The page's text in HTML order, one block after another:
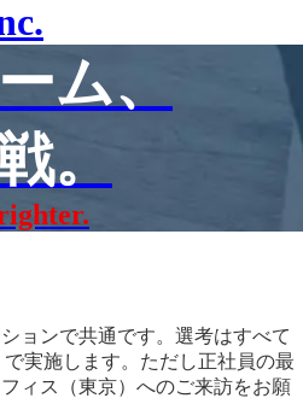
ム、
。
ョンで共通です。選考はすべて
で実施します。ただし正社員の最
ィス（東京）へのご来訪をお願